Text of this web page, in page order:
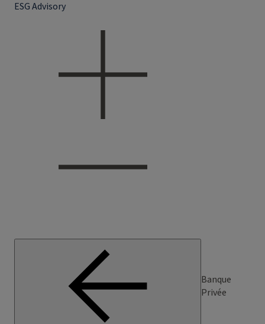
ESG Advisory
Banque
Privée